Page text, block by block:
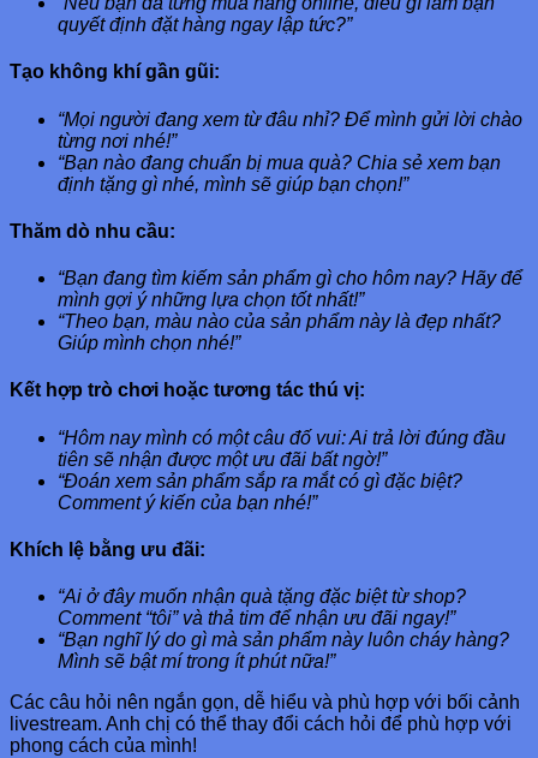
quyết định đặt hàng ngay lập tức?”
Tạo không khí gần gũi:
“Mọi người đang xem từ đâu nhỉ? Để mình gửi lời chào
từng nơi nhé!”
“Bạn nào đang chuẩn bị mua quà? Chia sẻ xem bạn
định tặng gì nhé, mình sẽ giúp bạn chọn!”
Thăm dò nhu cầu:
“Bạn đang tìm kiếm sản phẩm gì cho hôm nay? Hãy để
mình gợi ý những lựa chọn tốt nhất!”
“Theo bạn, màu nào của sản phẩm này là đẹp nhất?
Giúp mình chọn nhé!”
Kết hợp trò chơi hoặc tương tác thú vị:
“Hôm nay mình có một câu đố vui: Ai trả lời đúng đầu
tiên sẽ nhận được một ưu đãi bất ngờ!”
“Đoán xem sản phẩm sắp ra mắt có gì đặc biệt?
Comment ý kiến của bạn nhé!”
Khích lệ bằng ưu đãi:
“Ai ở đây muốn nhận quà tặng đặc biệt từ shop?
Comment “tôi” và thả tim để nhận ưu đãi ngay!”
“Bạn nghĩ lý do gì mà sản phẩm này luôn cháy hàng?
Mình sẽ bật mí trong ít phút nữa!”
Các câu hỏi nên ngắn gọn, dễ hiểu và phù hợp với bối cảnh
livestream. Anh chị có thể thay đổi cách hỏi để phù hợp với
phong cách của mình!